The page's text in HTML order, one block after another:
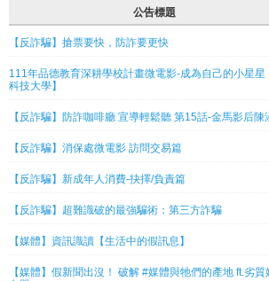
公告標題
【反詐騙】搶票要快，防詐要更快
111年品德教育深耕學校計畫微電影-成為自己的小星星
科技大學】
【反詐騙】防詐咖啡廳 宣導輕鬆聽 第15話-金馬影后陳
【反詐騙】消保處微電影 訪問交易篇
【反詐騙】新成年人消費-抉擇/負責篇
【反詐騙】超難識破的最強騙術：第三方詐騙
【媒體】資訊識讀【生活中的假訊息】
【媒體】假新聞出沒！ 破解 #媒體與牠們的產地 ft.劣質